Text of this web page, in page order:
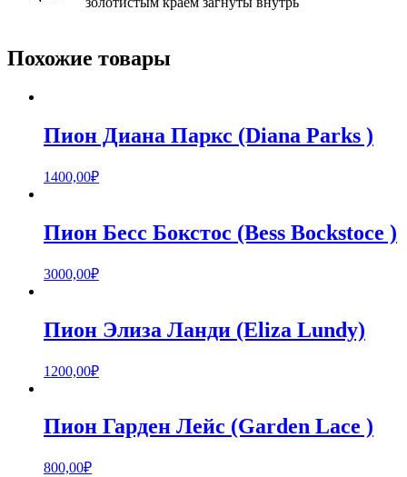
Похожие товары
Пион Диана Паркс (Diana Parks )
1400,00₽
Пион Бесс Бокстос (Bess Bockstoce )
3000,00₽
Пион Элиза Ланди (Eliza Lundy)
1200,00₽
Пион Гарден Лейс (Garden Lace )
800,00₽